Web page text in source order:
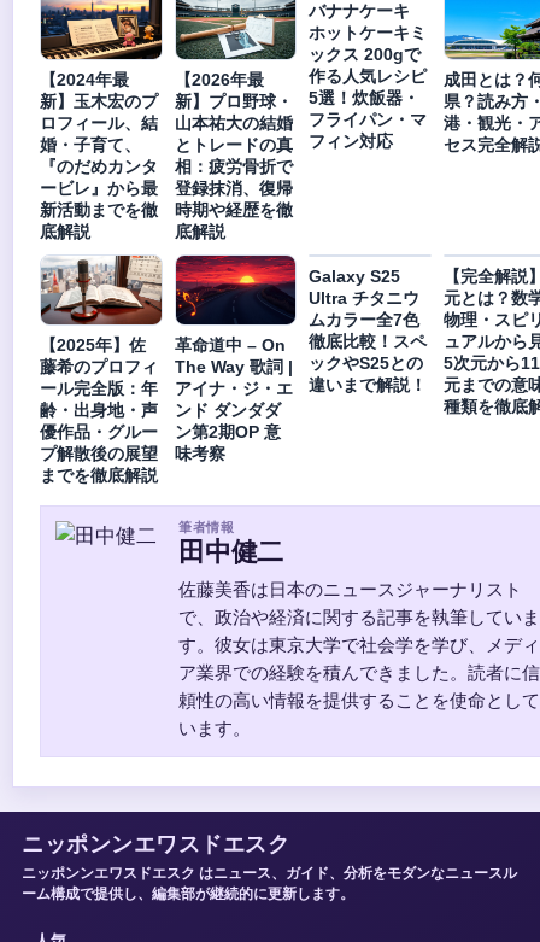
【2024年最
新】玉木宏のプ
ロフィール、結
婚・子育て、
『のだめカンタ
ービレ』から最
新活動までを徹
底解説
【2026年最
新】プロ野球・
山本祐大の結婚
とトレードの真
相：疲労骨折で
登録抹消、復帰
時期や経歴を徹
底解説
バナナケーキ
ホットケーキミ
ックス 200gで
作る人気レシピ
5選！炊飯器・
フライパン・マ
フィン対応
成田とは？
県？読み方
港・観光・
セス完全解
【2025年】佐
藤希のプロフィ
ール完全版：年
齢・出身地・声
優作品・グルー
プ解散後の展望
までを徹底解説
革命道中 – On
The Way 歌詞 |
アイナ・ジ・エ
ンド ダンダダ
ン第2期OP 意
味考察
Galaxy S25
Ultra チタニウ
ムカラー全7色
徹底比較！スペ
ックやS25との
違いまで解説！
【完全解説
元とは？数
物理・スピ
ュアルから
5次元から
元までの意
種類を徹底
筆者情報
田中健二
佐藤美香は日本のニュースジャーナリスト
で、政治や経済に関する記事を執筆していま
す。彼女は東京大学で社会学を学び、メディ
ア業界での経験を積んできました。読者に信
頼性の高い情報を提供することを使命として
います。
ニッポンンエワスドエスク
ニッポンンエワスドエスク はニュース、ガイド、分析をモダンなニュースル
ーム構成で提供し、編集部が継続的に更新します。